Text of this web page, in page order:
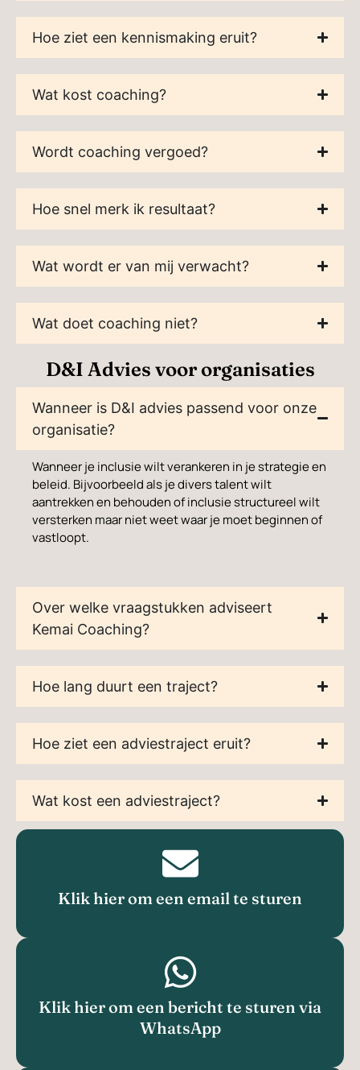
Hoe ziet een kennismaking eruit?
Wat kost coaching?
Wordt coaching vergoed?
Hoe snel merk ik resultaat?
Wat wordt er van mij verwacht?
Wat doet coaching niet?
D&I Advies voor organisaties
Wanneer is D&I advies passend voor onze
organisatie?
Wanneer je inclusie wilt verankeren in je strategie en
beleid. Bijvoorbeeld als je divers talent wilt
aantrekken en behouden of inclusie structureel wilt
versterken maar niet weet waar je moet beginnen of
vastloopt.
Over welke vraagstukken adviseert
Kemai Coaching?
Hoe lang duurt een traject?
Hoe ziet een adviestraject eruit?
Wat kost een adviestraject?
Klik hier om een email te sturen
Klik hier om een bericht te sturen via
WhatsApp